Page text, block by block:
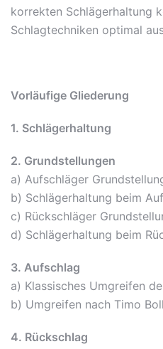
korrekten Schlägerhaltung
Schlagtechniken optimal
Vorläufige Gliederung
1. Schlägerhaltung
2. Grundstellungen
a) Aufschläger
b) Schlägerhaltung beim
c) Rückschläger
d) Schlägerhaltung beim
3. Aufschlag
a) Klassisches Umgreifen
b) Umgreifen nach Timo Boll
4. Rückschlag